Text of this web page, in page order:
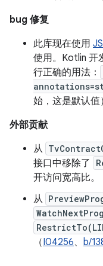
bug 修复
此库现在使用
使用。Kotlin 开
行正确的用法：
始，这是默认值
外部贡献
从
接口中移除了
开访问宽高比。
从
（I04256、 b/